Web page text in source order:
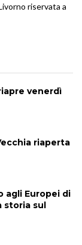
riservata a
venerdì
riaperta
agli Europei di
storia sul